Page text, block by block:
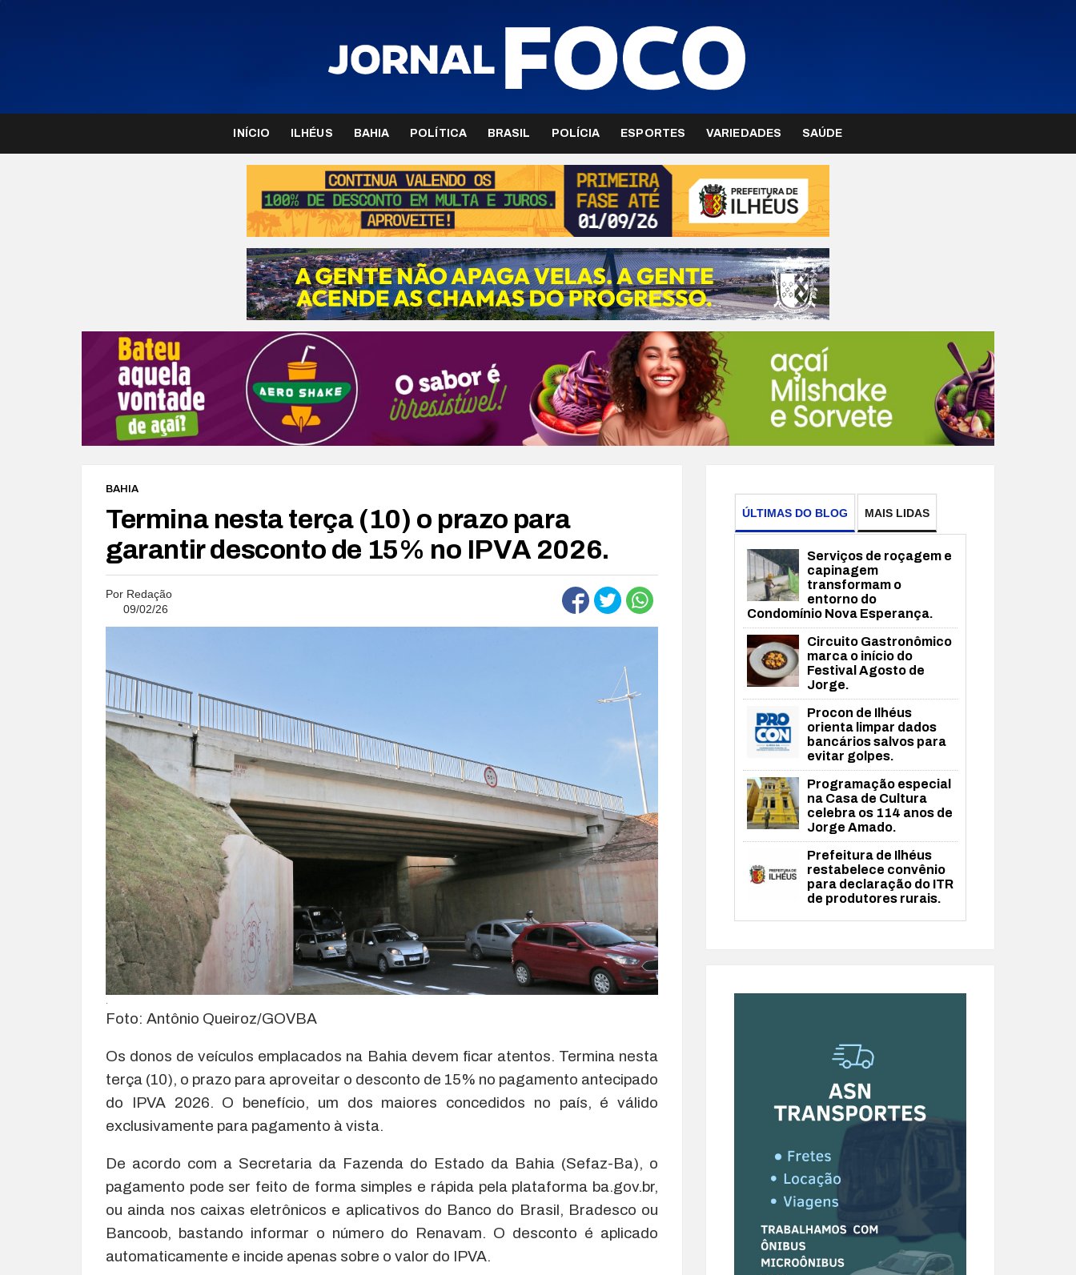
INÍCIO ILHÉUS BAHIA POLÍTICA BRASIL POLÍCIA ESPORTES VARIEDADES SAÚDE
BAHIA
Termina nesta terça (10) o prazo para
garantir desconto de 15% no IPVA 2026.
Por Redação
09/02/26
Foto: Antônio Queiroz/GOVBA
Os donos de veículos emplacados na Bahia devem ficar atentos. Termina nesta
terça (10), o prazo para aproveitar o desconto de 15% no pagamento antecipado
do IPVA 2026. O benefício, um dos maiores concedidos no país, é válido
exclusivamente para pagamento à vista.
De acordo com a Secretaria da Fazenda do Estado da Bahia (Sefaz-Ba), o
pagamento pode ser feito de forma simples e rápida pela plataforma ba.gov.br,
ou ainda nos caixas eletrônicos e aplicativos do Banco do Brasil, Bradesco ou
Bancoob, bastando informar o número do Renavam. O desconto é aplicado
automaticamente e incide apenas sobre o valor do IPVA.
ÚLTIMAS DO BLOG MAIS LIDAS
Serviços de roçagem e
capinagem
transformam o
entorno do
Condomínio Nova Esperança.
Circuito Gastronômico
marca o início do
Festival Agosto de
Jorge.
Procon de Ilhéus
orienta limpar dados
bancários salvos para
evitar golpes.
Programação especial
na Casa de Cultura
celebra os 114 anos de
Jorge Amado.
Prefeitura de Ilhéus
restabelece convênio
para declaração do ITR
de produtores rurais.